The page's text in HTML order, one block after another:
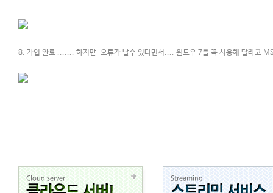
8. 가입 완료 ....... 하지만 오류가 날수 있다면서.... 윈도우 7를 꼭 사용해 달라고